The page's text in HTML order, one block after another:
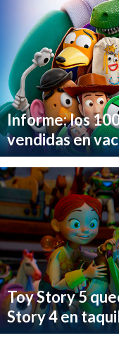
Informe: los
vendidas en
Toy Story 5
Story 4 en